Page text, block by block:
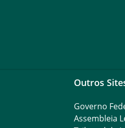
Outros
Governo
Assembleia